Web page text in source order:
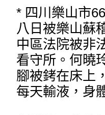
* 四川樂山市
八日被樂山蘇
中區法院被非
看守所。何曉
腳被銬在床上
每天輸液，身